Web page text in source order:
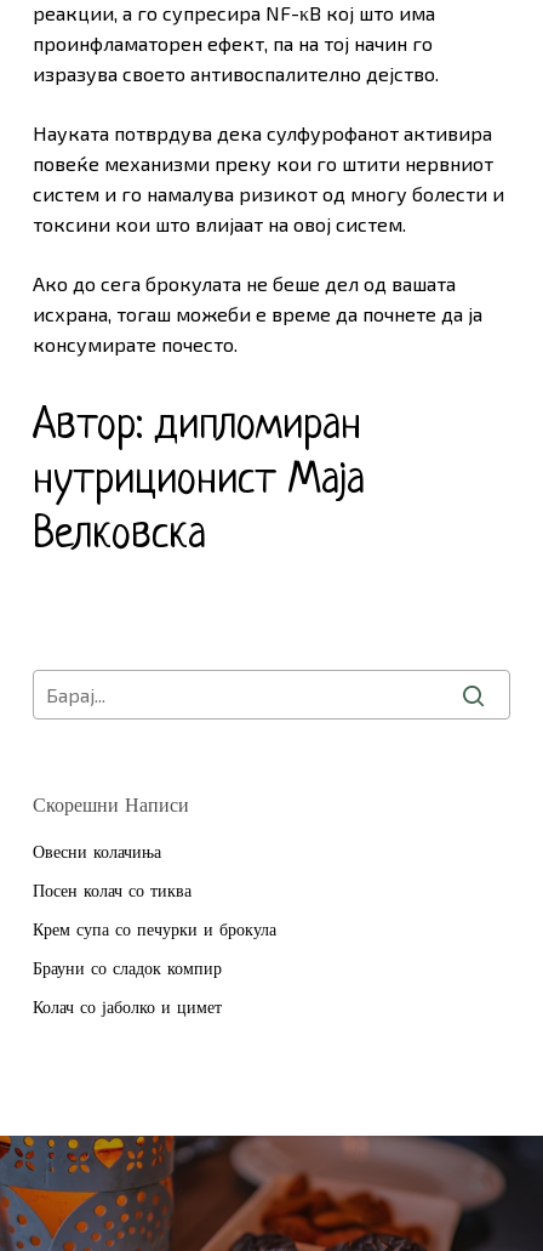
Оди Во Продавница
реакции, а го супресира NF-κB кој што има
проинфламаторен ефект, па на тој начин го
изразува своето антивоспалително дејство.
Науката потврдува дека сулфурофанот активира
повеќе механизми преку кои го штити нервниот
систем и го намалува ризикот од многу болести и
токсини кои што влијаат на овој систем.
Ако до сега брокулата не беше дел од вашата
исхрана, тогаш можеби е време да почнете да ја
консумирате почесто.
Автор: дипломиран
нутриционист Маја
Велковска
Скорешни Написи
Овесни колачиња
Посен колач со тиква
Крем супа со печурки и брокула
Брауни со сладок компир
Колач со јаболко и цимет